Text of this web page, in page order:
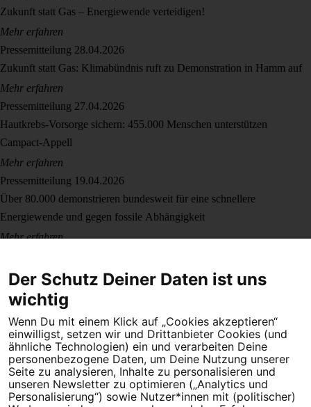
Zukunft statt Gas – Energiewende verteidigen!
Mehr erfahren
Pressemitteilung 28.04.2026
Zukunft statt Gas: Klimabündnis ruft zu Demonstration in Hamm auf
Mehr erfahren
Pressemitteilung 27.04.2026
Hautkrebs-Vorsorge sichern: 455.000 Menschen unterstützen
Campact-Appell
Mehr erfahren
Pressemitteilung 19.04.2026
Über 80.000 demonstrieren bundesweit für eine schnellere
Energiewende und gegen fossile Abhängigkeit
Mehr erfahren
Iran-Krieg, steigende Energiepreise, verfehlte Bundespolitik: Breites
Bündnis ruft für den 18. April zu Demonstrationen in vier Großstädten
auf
Mehr erfahren
Der Schutz Deiner Daten ist uns
wichtig
Wenn Du mit einem Klick auf „Cookies akzeptieren“
einwilligst, setzen wir und Drittanbieter Cookies (und
ähnliche Technologien) ein und verarbeiten Deine
personenbezogene Daten, um Deine Nutzung unserer
Seite zu analysieren, Inhalte zu personalisieren und
unseren Newsletter zu optimieren („Analytics und
Personalisierung“) sowie Nutzer*innen mit (politischer)